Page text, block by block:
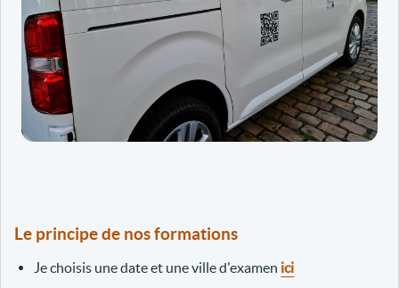
Le principe de nos formations
Je choisis une date et une ville d'examen ici